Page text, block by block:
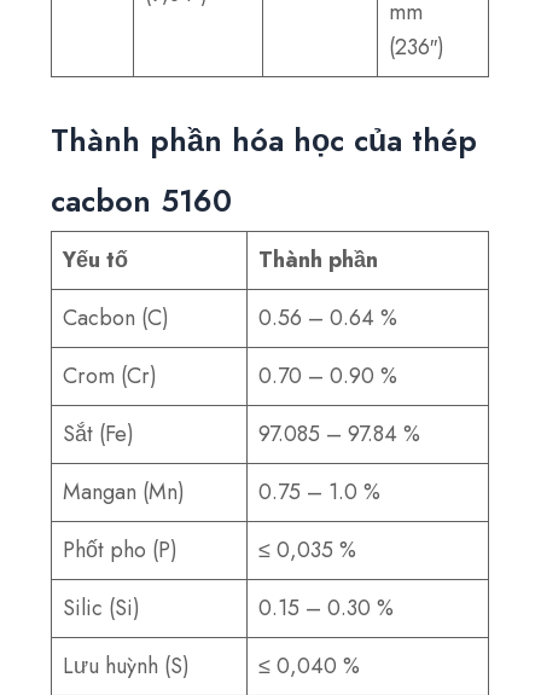
mm
(236″)
Thành phần hóa học của thép
cacbon 5160
Yếu tố
Thành phần
Cacbon (C)
0.56 – 0.64 %
Crom (Cr)
0.70 – 0.90 %
Sắt (Fe)
97.085 – 97.84 %
Mangan (Mn)
0.75 – 1.0 %
Phốt pho (P)
≤ 0,035 %
Silic (Si)
0.15 – 0.30 %
Lưu huỳnh (S)
≤ 0,040 %